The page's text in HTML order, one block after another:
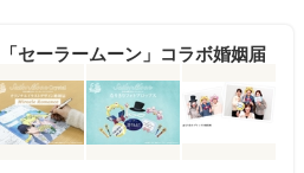
「セーラームーン」コラボ婚姻届